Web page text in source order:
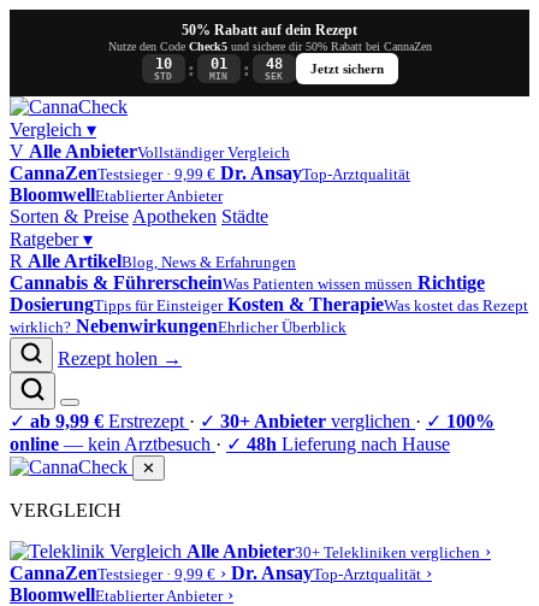
50% Rabatt auf dein Rezept
Nutze den Code Check5und sichere dir 50% Rabatt bei CannaZen
10
STD : 01
MIN : 47
SEK
Jetzt sichern
Vergleich ▾
V Alle AnbieterVollständiger Vergleich
CannaZenTestsieger · 9,99 € Dr. AnsayTop-Arztqualität
BloomwellEtablierter Anbieter
Sorten & Preise Apotheken Städte
Ratgeber▾
R Alle ArtikelBlog, News & Erfahrungen
Cannabis & FührerscheinWas Patienten wissen müssen Richtige
DosierungTipps für Einsteiger Kosten & TherapieWas kostet das Rezept
wirklich? NebenwirkungenEhrlicher Überblick
Rezept holen →
✓ ab 9,99 € Erstrezept · ✓ 30+ Anbieter verglichen · ✓ 100%
online — kein Arztbesuch · ✓ 48h Lieferung nach Hause
✕
VERGLEICH
Alle Anbieter30+ Telekliniken verglichen ›
CannaZenTestsieger · 9,99 € › Dr. AnsayTop-Arztqualität ›
BloomwellEtablierter Anbieter ›